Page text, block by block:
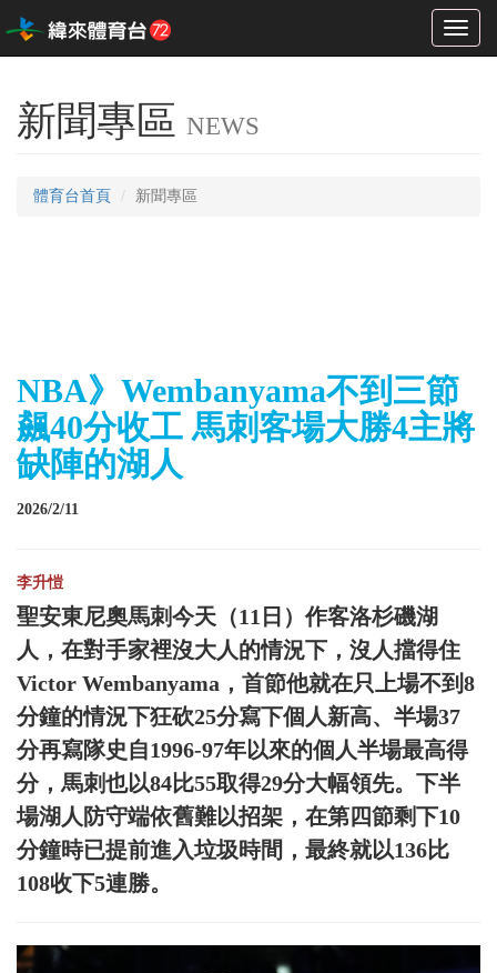
Toggle
新聞專區 NEWS
體育台首頁 新聞專區
NBA》Wembanyama不到三節
飆40分收工 馬刺客場大勝4主將
缺陣的湖人
2026/2/11
李升愷
聖安東尼奧馬刺今天（11日）作客洛杉磯湖
人，在對手家裡沒大人的情況下，沒人擋得住
Victor Wembanyama，首節他就在只上場不到8
分鐘的情況下狂砍25分寫下個人新高、半場37
分再寫隊史自1996-97年以來的個人半場最高得
分，馬刺也以84比55取得29分大幅領先。下半
場湖人防守端依舊難以招架，在第四節剩下10
分鐘時已提前進入垃圾時間，最終就以136比
108收下5連勝。